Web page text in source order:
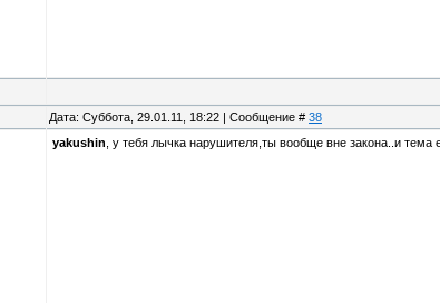
Дата: Суббота, 29.01.11, 18:22 | Сообщение # 38
yakushin , у тебя лычка нарушителя,ты вообще вне закона..и тема